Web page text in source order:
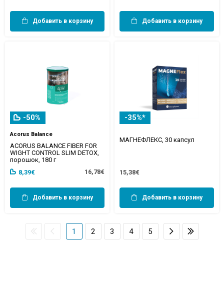
Добавить в корзину Добавить в корзину
-50%
Acorus Balance
ACORUS BALANCE FIBER FOR
WIGHT CONTROL SLIM DETOX,
порошок, 180 г
8,39€
16,78€
Добавить в корзину
-35%*
МАГНЕФЛЕКС, 30 капсул
15,38€
Добавить в корзину
1 2 3 4 5